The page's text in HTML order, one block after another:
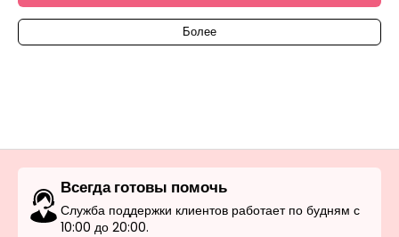
Более
Всегда готовы помочь
Служба поддержки клиентов работает по будням с
10:00 до 20:00.